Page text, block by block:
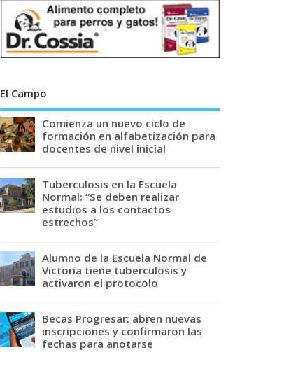
El Campo
Comienza un nuevo ciclo de
formación en alfabetización para
docentes de nivel inicial
Tuberculosis en la Escuela
Normal: “Se deben realizar
estudios a los contactos
estrechos”
Alumno de la Escuela Normal de
Victoria tiene tuberculosis y
activaron el protocolo
Becas Progresar: abren nuevas
inscripciones y confirmaron las
fechas para anotarse